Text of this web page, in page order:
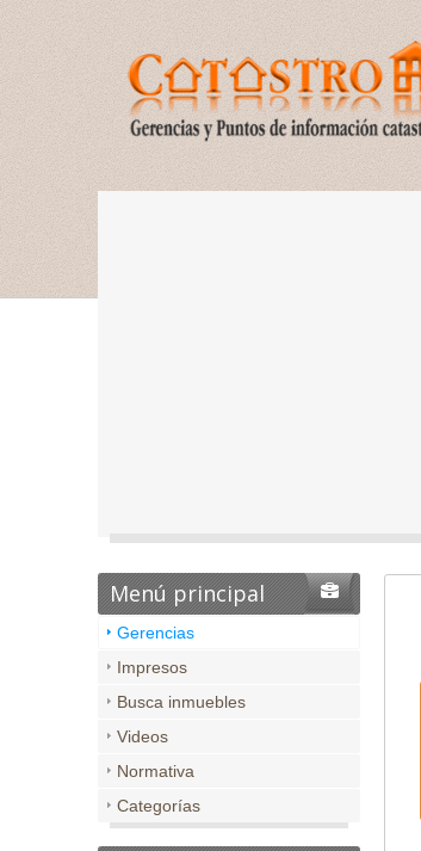
Menú principal
Gerencias
Impresos
Busca inmuebles
Videos
Normativa
Categorías